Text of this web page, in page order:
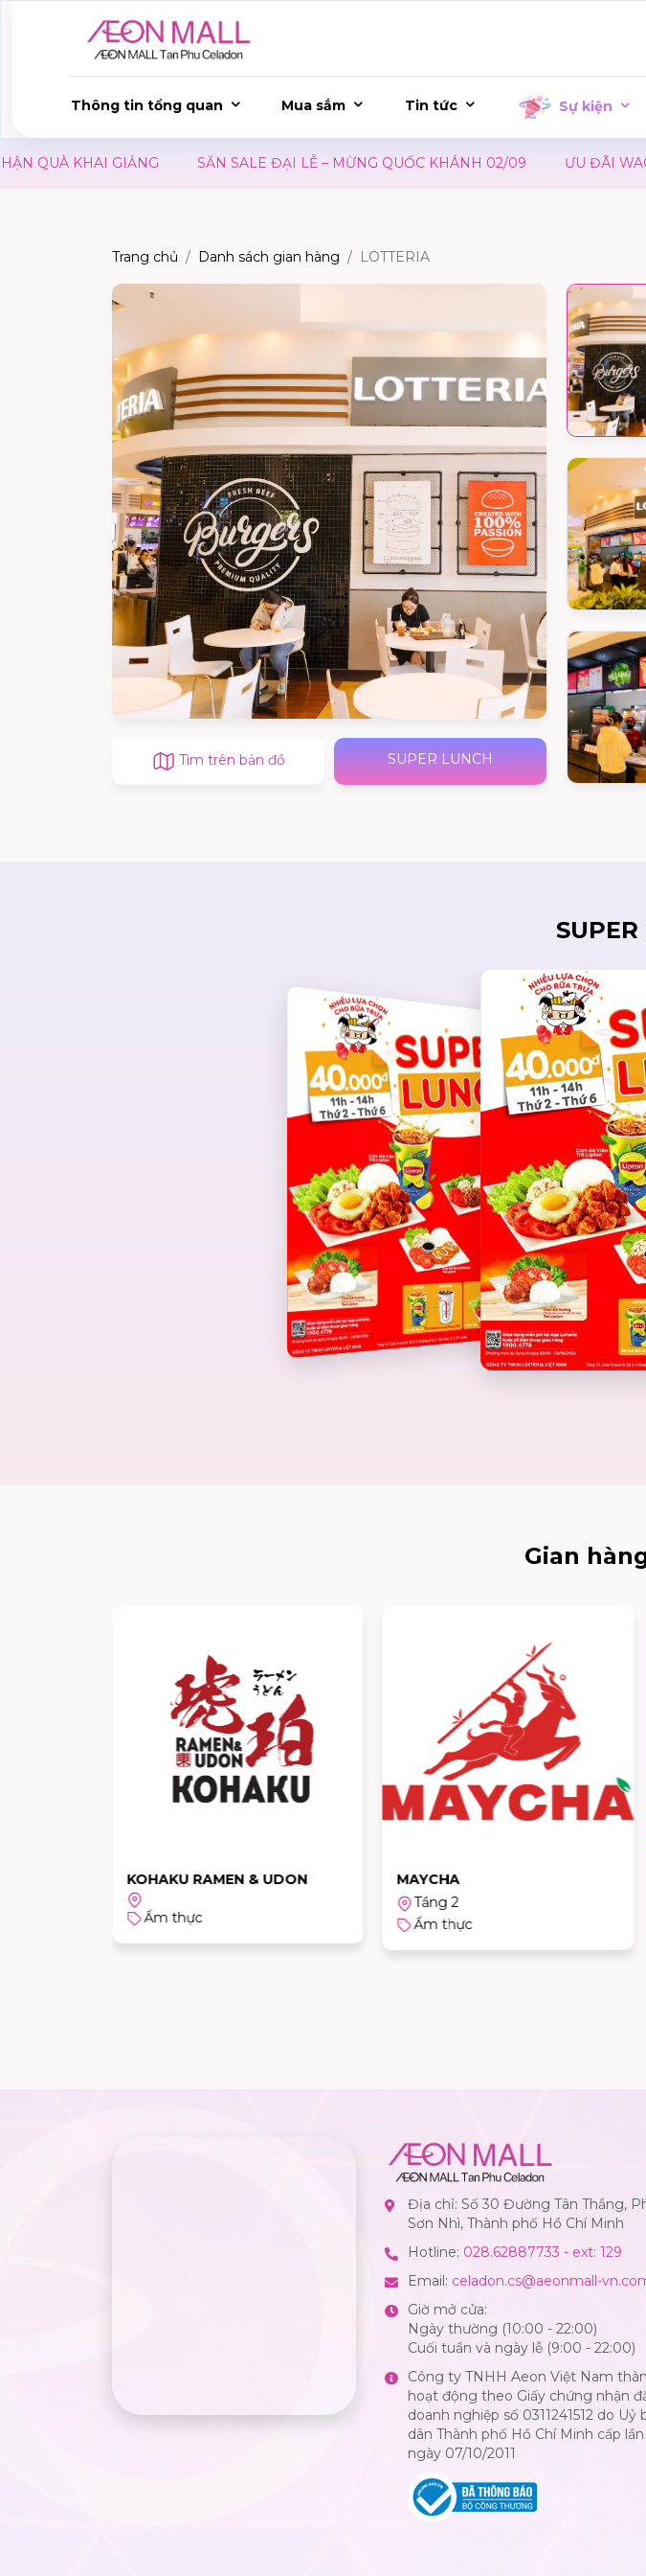
Thông tin tổng quan Mua sắm Tin tức Sự kiện
KHAI GIẢNG SĂN SALE ĐẠI LỄ – MỪNG QUỐC KHÁNH 02/09 ƯU ĐÃI WAON
Trang chủ Danh sách gian hàng LOTTERIA
Tìm trên bản đồ SUPER LUNCH
SUPER
Gian
KOHAKU RAMEN & UDON
Ẩm thực
MAYCHA
Tầng 2
Ẩm thực
Địa chỉ: Số 30 Đường Tân Thắng,
Sơn Nhì, Thành phố Hồ Chí Minh
Hotline: 028.62887733 - ext: 129
Email: celadon.cs@aeonmall-
Giờ mở cửa:
Ngày thường (10:00 - 22:00)
Cuối tuần và ngày lễ (9:00 - 22:00)
Công ty TNHH Aeon Việt Nam
hoạt động theo Giấy chứng nhận
doanh nghiệp số 0311241512 do Uỷ
dân Thành phố Hồ Chí Minh cấp
ngày 07/10/2011